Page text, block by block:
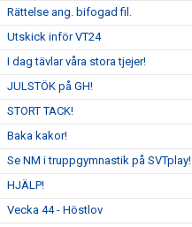
Rättelse ang. bifogad fil.
Utskick inför VT24
I dag tävlar våra stora tjejer!
JULSTÖK på GH!
STORT TACK!
Baka kakor!
Se NM i truppgymnastik på SVTplay!
HJÄLP!
Vecka 44 - Höstlov